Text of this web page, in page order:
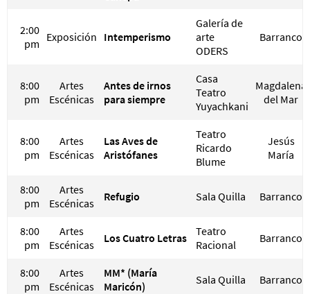
2:00
pm Exposición Intemperismo
Galería de
arte
ODERS
Barranco
8:00
pm
Artes
Escénicas
Antes de irnos
para siempre
Casa
Teatro
Yuyachkani
Magdalena
del Mar
8:00
pm
Artes
Escénicas
Las Aves de
Aristófanes
Teatro
Ricardo
Blume
Jesús
María
8:00
pm
Artes
Escénicas
Refugio Sala Quilla Barranco
8:00
pm
Artes
Escénicas
Los Cuatro Letras
Teatro
Racional
Barranco
8:00
pm
Artes
Escénicas
MM* (María
Maricón)
Sala Quilla Barranco